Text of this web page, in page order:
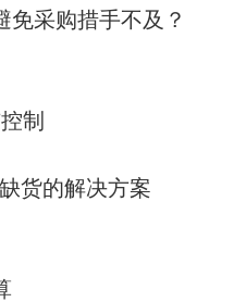
免采购措手不及？
制
货的解决方案